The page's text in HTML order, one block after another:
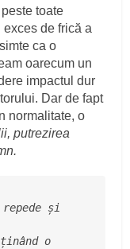
toate
de frică a
ca o
oarecum un
impactul dur
Dar de fapt
normalitate, o
putrezirea
și
o